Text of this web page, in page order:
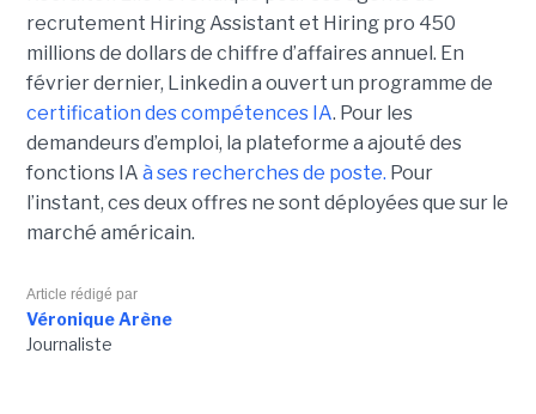
recrutement Hiring Assistant et Hiring pro 450
millions de dollars de chiffre d’affaires annuel. En
février dernier, Linkedin a ouvert un programme de
certification des compétences IA. Pour les
demandeurs d’emploi, la plateforme a ajouté des
fonctions IA à ses recherches de poste. Pour
l’instant, ces deux offres ne sont déployées que sur le
marché américain.
Article rédigé par
Véronique Arène
Journaliste